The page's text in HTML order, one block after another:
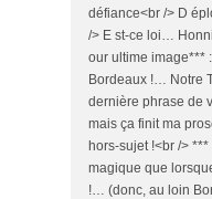
défiance<br /> D
/> E st-ce loi…
our ultime image***
Bordeaux !… Notre
dernière phrase de
mais ça finit ma
hors-sujet !<br />
magique que
!… (donc, au loin